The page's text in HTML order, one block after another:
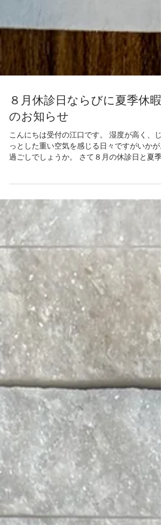
８月休診日ならびに夏季休暇
のお知らせ
こんにちは受付の江口です。 湿度が高く、じ
日（土）院長出張のため休診 ８月 ３日（月
院長出張のため休診 ８月 ６日（木）午後休
８月１１日（火）から８月１６日（日）まで
季休暇 ８月２０日（木）休診日 ８月２２日
（土）午後院長不在 ８月２６日（水）衛生士
内研修のため午後診療制限 ８月２７日（木）
診日 ※日曜・祝日は休診 夏季休暇中は連休と
なり何かとご不便おかけし申し訳ございませ
がよろしくお願い致します。 外科日のご案内
非常勤歯科医師の診療日は８月８日です。 親
らずや顎関節症でお困りでしたらご相談くだ
い。 矯正歯科のご予約はお電話にてお問い合
せいただきますようお願い申し上げます。 招
れざる客？ ７月初旬に医院に迷い込んだクワ
タです。 街中では見かける頻度も少なくなっ
いますね。 外の木陰に場所を移しました。 受
付 江口